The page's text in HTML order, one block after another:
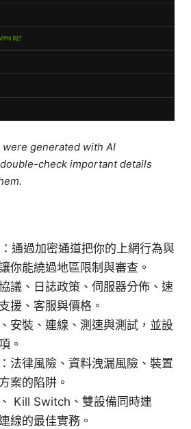
generated with AI
check important details
通過加密通道把你的上網行為與
你能繞過地區限制與審查。
議、日誌政策、伺服器分佈、速
援、客服與價格。
安裝、連線、測速與測試，並設
。
法律風險、資料洩漏風險、裝置
案的陷阱。
Kill Switch、雙設備同時連
線的最佳實務。